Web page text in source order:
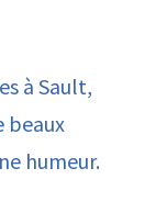
à Sault,
beaux
humeur.